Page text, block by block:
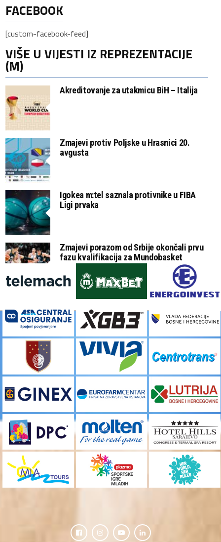
FACEBOOK
[custom-facebook-feed]
VIŠE U VIJESTI IZ REPREZENTACIJE
(M)
Akreditovanje za utakmicu BiH – Italija
Zmajevi protiv Poljske u Hrasnici 20.
avgusta
Igokea m:tel saznala protivnike u FIBA
Ligi prvaka
Zmajevi porazom od Srbije okončali prvu
fazu kvalifikacija za Mundobasket